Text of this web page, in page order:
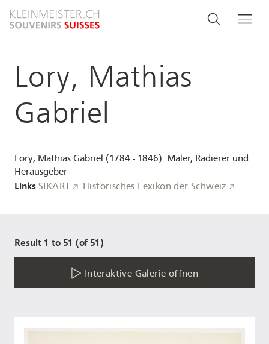
zum
Search
Suche
Lory, Mathias
Gabriel
Lory, Mathias Gabriel (1784 - 1846). Maler, Radierer und
Herausgeber
Links SIKART Historisches Lexikon der Schweiz
Result 1 to 51 (of 51)
Interaktive Galerie öffnen